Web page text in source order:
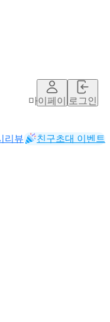
마이페이지로그인
리뷰 친구초대 이벤트